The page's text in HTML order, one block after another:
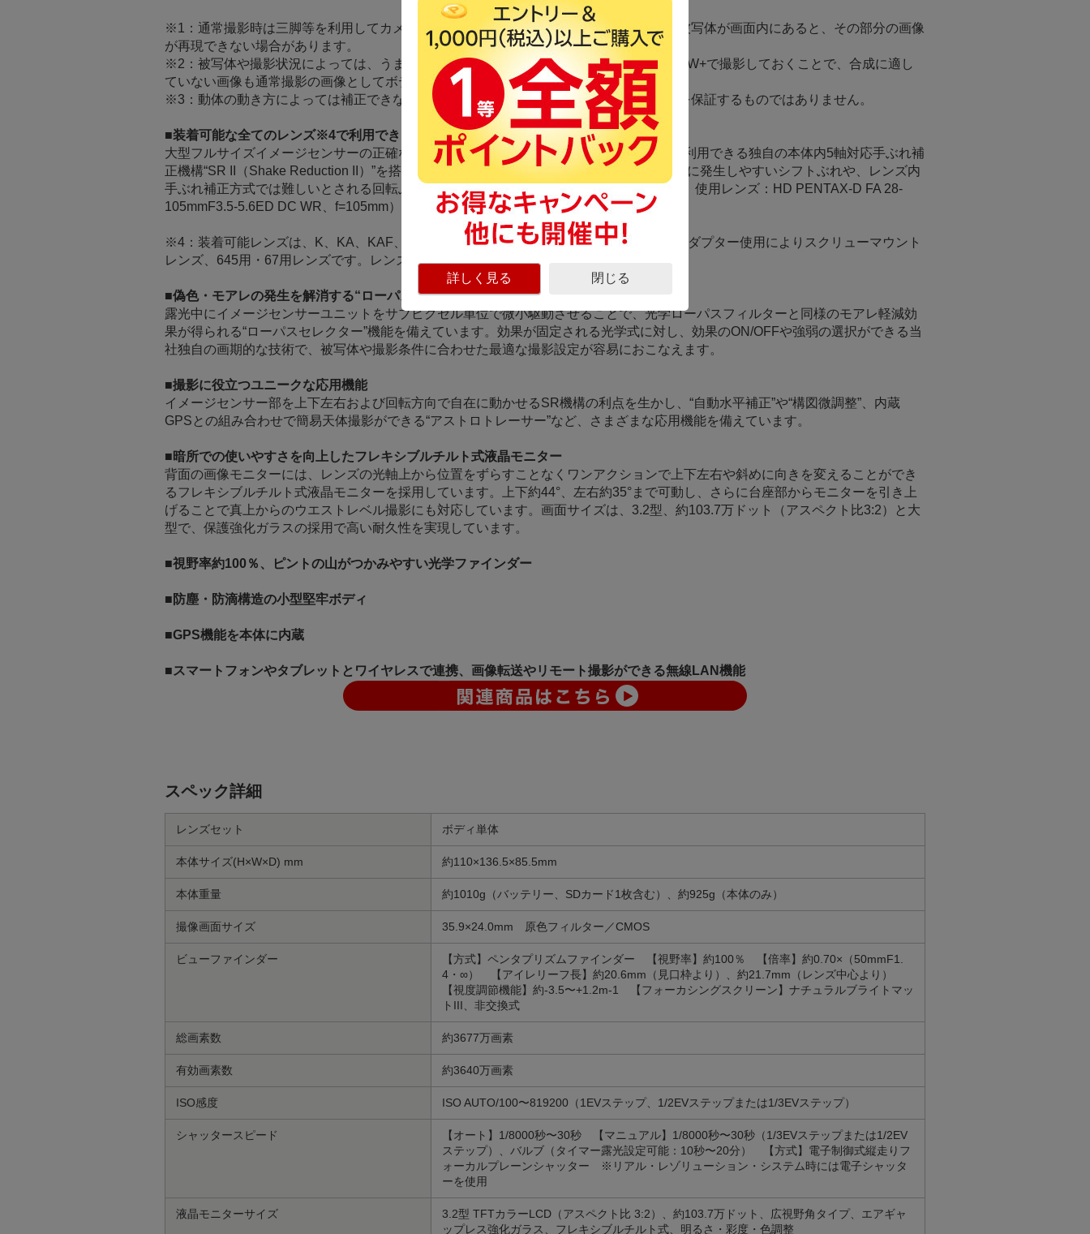
詳しく見る 閉じる
※1：通常撮影時は三脚等を利用してカメラをしっかりと固定してください。また、動く被写体が画面内にあると、その部分の画像
が再現できない場合があります。
※2：被写体や撮影状況によっては、うまく合成できない場合があります。RAWまたはRAW+で撮影しておくことで、合成に適し
ていない画像も通常撮影の画像としてボディ内RAW展開が可能です。
※3：動体の動き方によっては補正できない場合があります。また、全ての被写体で効果を保証するものではありません。
■装着可能な全てのレンズ※4で利用できる本体内手ぶれ補正
大型フルサイズイメージセンサーの正確な制御を可能にし、全てのペンタックスレンズで利用できる独自の本体内5軸対応手ぶれ補
正機構“SR II（Shake Reduction II）”を搭載しています。角度ぶれに加えて、マクロ撮影時に発生しやすいシフトぶれや、レンズ内
手ぶれ補正方式では難しいとされる回転ぶれにも対応し、補正効果は5段（CIPA規格準拠、使用レンズ：HD PENTAX-D FA 28-
105mmF3.5-5.6ED DC WR、f=105mm）分を実現しています。
※4：装着可能レンズは、K、KA、KAF、KAF2、KAF3、KAF4マウントレンズ、およびアダプター使用によりスクリューマウント
レンズ、645用・67用レンズです。レンズにより一部使用できない機能があります。
■偽色・モアレの発生を解消する“ローパスセレクター”
露光中にイメージセンサーユニットをサブピクセル単位で微小駆動させることで、光学ローパスフィルターと同様のモアレ軽減効
果が得られる“ローパスセレクター”機能を備えています。効果が固定される光学式に対し、効果のON/OFFや強弱の選択ができる当
社独自の画期的な技術で、被写体や撮影条件に合わせた最適な撮影設定が容易におこなえます。
■撮影に役立つユニークな応用機能
イメージセンサー部を上下左右および回転方向で自在に動かせるSR機構の利点を生かし、“自動水平補正”や“構図微調整”、内蔵
GPSとの組み合わせで簡易天体撮影ができる“アストロトレーサー”など、さまざまな応用機能を備えています。
■暗所での使いやすさを向上したフレキシブルチルト式液晶モニター
背面の画像モニターには、レンズの光軸上から位置をずらすことなくワンアクションで上下左右や斜めに向きを変えることができ
るフレキシブルチルト式液晶モニターを採用しています。上下約44°、左右約35°まで可動し、さらに台座部からモニターを引き上
げることで真上からのウエストレベル撮影にも対応しています。画面サイズは、3.2型、約103.7万ドット（アスペクト比3:2）と大
型で、保護強化ガラスの採用で高い耐久性を実現しています。
■視野率約100％、ピントの山がつかみやすい光学ファインダー
■防塵・防滴構造の小型堅牢ボディ
■GPS機能を本体に内蔵
■スマートフォンやタブレットとワイヤレスで連携、画像転送やリモート撮影ができる無線LAN機能
スペック詳細
レンズセット ボディ単体
本体サイズ(H×W×D) mm 約110×136.5×85.5mm
本体重量 約1010g（バッテリー、SDカード1枚含む）、約925g（本体のみ）
撮像画面サイズ 35.9×24.0mm 原色フィルター／CMOS
ビューファインダー
【方式】ペンタプリズムファインダー 【視野率】約100％ 【倍率】約0.70×（50mmF1.
4・∞） 【アイレリーフ長】約20.6mm（見口枠より）、約21.7mm（レンズ中心より）
【視度調節機能】約-3.5〜+1.2m-1 【フォーカシングスクリーン】ナチュラルブライトマッ
トIII、非交換式
総画素数 約3677万画素
有効画素数 約3640万画素
ISO感度 ISO AUTO/100〜819200（1EVステップ、1/2EVステップまたは1/3EVステップ）
シャッタースピード
【オート】1/8000秒〜30秒 【マニュアル】1/8000秒〜30秒（1/3EVステップまたは1/2EV
ステップ）、バルブ（タイマー露光設定可能：10秒〜20分） 【方式】電子制御式縦走りフ
ォーカルプレーンシャッター ※リアル・レゾリューション・システム時には電子シャッタ
ーを使用
液晶モニターサイズ
3.2型 TFTカラーLCD（アスペクト比 3:2）、約103.7万ドット、広視野角タイプ、エアギャ
ップレス強化ガラス、フレキシブルチルト式、明るさ・彩度・色調整